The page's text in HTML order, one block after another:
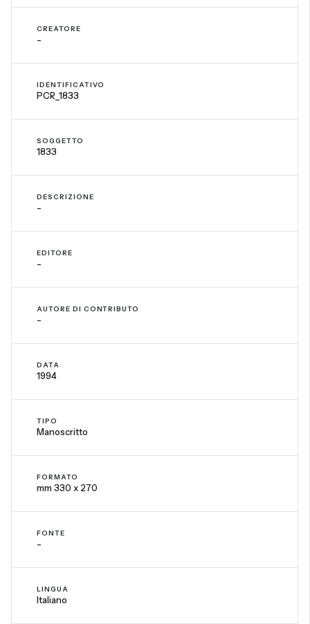
CREATORE
-
IDENTIFICATIVO
PCR_1833
SOGGETTO
1833
DESCRIZIONE
-
EDITORE
-
AUTORE DI CONTRIBUTO
-
DATA
1994
TIPO
Manoscritto
FORMATO
mm 330 x 270
FONTE
-
LINGUA
Italiano